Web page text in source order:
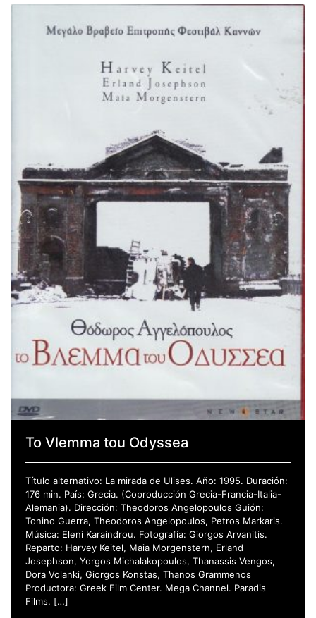
To Vlemma tou Odyssea
Título alternativo: La mirada de Ulises. Año: 1995. Duración:
176 min. País: Grecia. (Coproducción Grecia-Francia-Italia-
Alemania). Dirección: Theodoros Angelopoulos Guión:
Tonino Guerra, Theodoros Angelopoulos, Petros Markaris.
Música: Eleni Karaindrou. Fotografía: Giorgos Arvanitis.
Reparto: Harvey Keitel, Maia Morgenstern, Erland
Josephson, Yorgos Michalakopoulos, Thanassis Vengos,
Dora Volanki, Giorgos Konstas, Thanos Grammenos
Productora: Greek Film Center. Mega Channel. Paradis
Films. […]